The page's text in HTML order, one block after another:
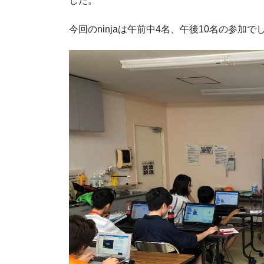
今回のninjaは午前中4名、午後10名の参加で